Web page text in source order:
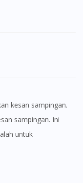
kesan sampingan.
sampingan. Ini
untuk